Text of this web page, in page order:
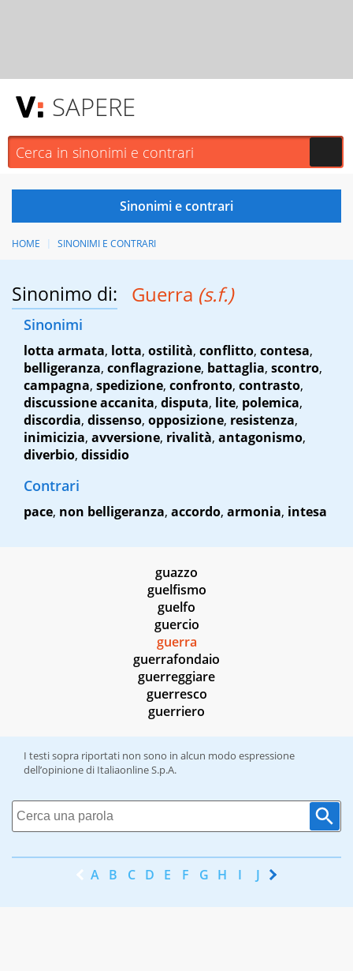
SAPERE
HOME SINONIMI E CONTRARI
Sinonimo di: Guerra (s.f.)
Sinonimi
lotta armata, lotta, ostilità, conflitto, contesa,
belligeranza, conflagrazione, battaglia, scontro,
campagna, spedizione, confronto, contrasto,
discussione accanita, disputa, lite, polemica,
discordia, dissenso, opposizione, resistenza,
inimicizia, avversione, rivalità, antagonismo,
diverbio, dissidio
Contrari
pace, non belligeranza, accordo, armonia, intesa
guazzo
guelfismo
guelfo
guercio
guerra
guerrafondaio
guerreggiare
guerresco
guerriero
I testi sopra riportati non sono in alcun modo espressione
dell’opinione di Italiaonline S.p.A.
A B C D E F G H I J K